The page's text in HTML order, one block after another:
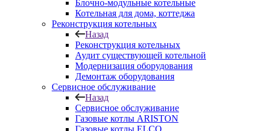
Блочно-модульные котельные
Котельная для дома, коттеджа
Реконструкция котельных
Назад
Реконструкция котельных
Аудит существующей котельной
Модернизация оборудования
Демонтаж оборудования
Сервисное обслуживание
Назад
Сервисное обслуживание
Газовые котлы ARISTON
Газовые котлы ELCO